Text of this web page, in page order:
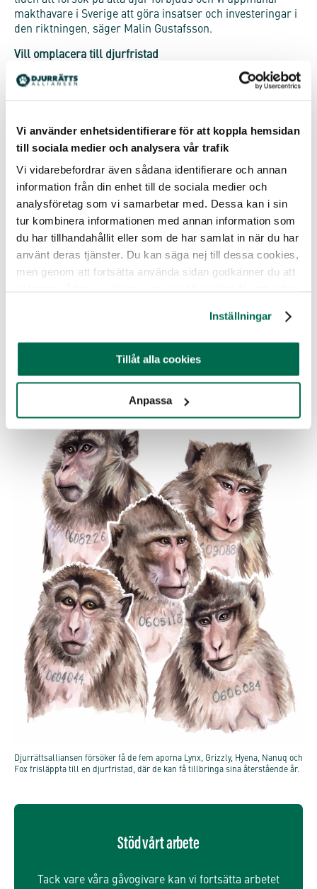
Vi använder enhetsidentifierare för att koppla hemsidan
till sociala medier och analysera vår trafik
Vi vidarebefordrar även sådana identifierare och annan
information från din enhet till de sociala medier och
analysföretag som vi samarbetar med. Dessa kan i sin
tur kombinera informationen med annan information som
du har tillhandahållit eller som de har samlat in när du har
använt deras tjänster. Du kan säga nej till dessa cookies,
men genom att fortsätta använda sidan godkänner du att
Inställningar
Tillåt alla cookies
Anpassa
makthavare i Sverige att göra insatser och investeringar i
den riktningen, säger Malin Gustafsson.
Vill omplacera till djurfristad
Djurrättsalliansen lyckades omplacera aporna Betty, Boo
och Baloo (tidigare Bacill, Bacillusk och Baloo) från
under 2021 och Betty i början av 2024. Boo lever på
djurfristaden än idag, tillsammans med andra apor.
De äldsta aporna på Karolinska institutet idag – Lynx,
Grizzly, Hyena, Nanuq och Fox – är födda 2006 och har
utnyttjats i djurförsök på KI sedan 2009.
Djurrättsalliansen försöker få de fem aporna frisläppta till
samma djurfristad som Boo lever på, där även de kan få
tillbringa sina återstående år.
– KI har hittills inte velat omplacera aporna, trots att vi
KI har återkommande svarat att det inte finns några apor
framtiden om en möjlighet skulle uppkomma. Men åren
går och sedan 2020 har över 50 apor dött, så frågan är om
KI på riktigt är villiga att ge apor en andra chans, säger
Djurrättsalliansen försöker få de fem aporna Lynx, Grizzly, Hyena, Nanuq och
Fox frisläppta till en djurfristad, där de kan få tillbringa sina återstående år.
Stöd vårt arbete
Tack vare våra gåvogivare kan vi fortsätta arbetet